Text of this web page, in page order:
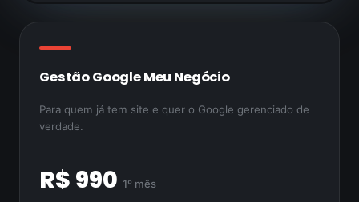
Gestão Google Meu Negócio
Para quem já tem site e quer o Google gerenciado de
verdade.
R$ 990 1º mês